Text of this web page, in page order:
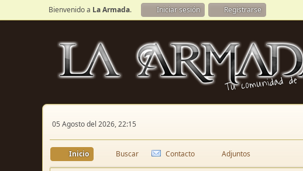
Bienvenido a La Armada. Iniciar sesión Registrarse
05 Agosto del 2026, 22:15
Inicio Buscar Contacto Adjuntos